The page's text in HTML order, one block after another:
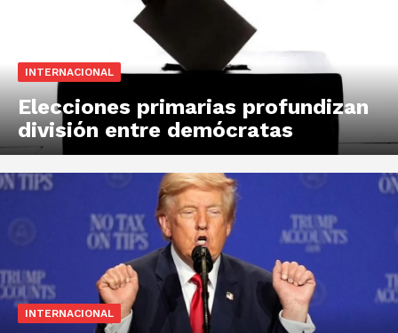
INTERNACIONAL
Elecciones primarias profundizan
división entre demócratas
INTERNACIONAL